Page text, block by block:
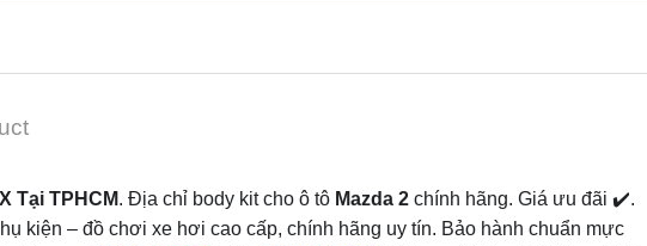
Tại TPHCM. Địa chỉ body kit cho ô tô Mazda 2 chính hãng. Giá ưu đãi ✔️.
kiện – đồ chơi xe hơi cao cấp, chính hãng uy tín. Bảo hành chuẩn mực